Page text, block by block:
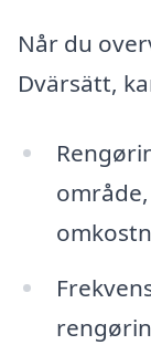
Når du
Dvärsätt,